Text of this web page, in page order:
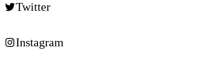
Twitter
Instagram